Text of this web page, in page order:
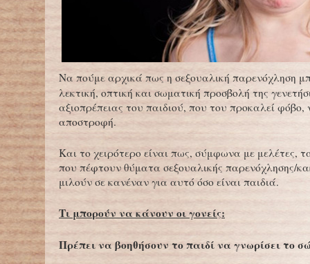
Να πούμε αρχικά πως η σεξουαλική παρενόχληση
λεκτική, οπτική και σωματική προσβολή της
αξιοπρέπειας του παιδιού, που του προκαλεί φόβο,
αποστροφή.
Και το χειρότερο είναι πως, σύμφωνα με μελέτες,
που πέφτουν θύματα σεξουαλικής παρενόχλησης/
μιλούν σε κανέναν για αυτό όσο είναι παιδιά.
Τι μπορούν να κάνουν οι γονείς:
Πρέπει να βοηθήσουν το παιδί να γνωρίσει το